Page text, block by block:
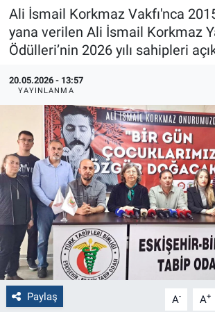
Ali İsmail Korkmaz Vakfı'nca
yana verilen Ali İsmail Korkmaz
Ödülleri’nin 2026 yılı sahipleri
20.05.2026 - 13:57
YAYINLANMA
Paylaş A- A+
Dünya
Sağlık
Alış-Veriş/İş dünyası
Röportaj
Ekonomi
Kültür Sanat
Politika
Bilecik
Kütahya
Gezi
Genel
Çevre
Son Dakika Haberleri
Haber Arşivi